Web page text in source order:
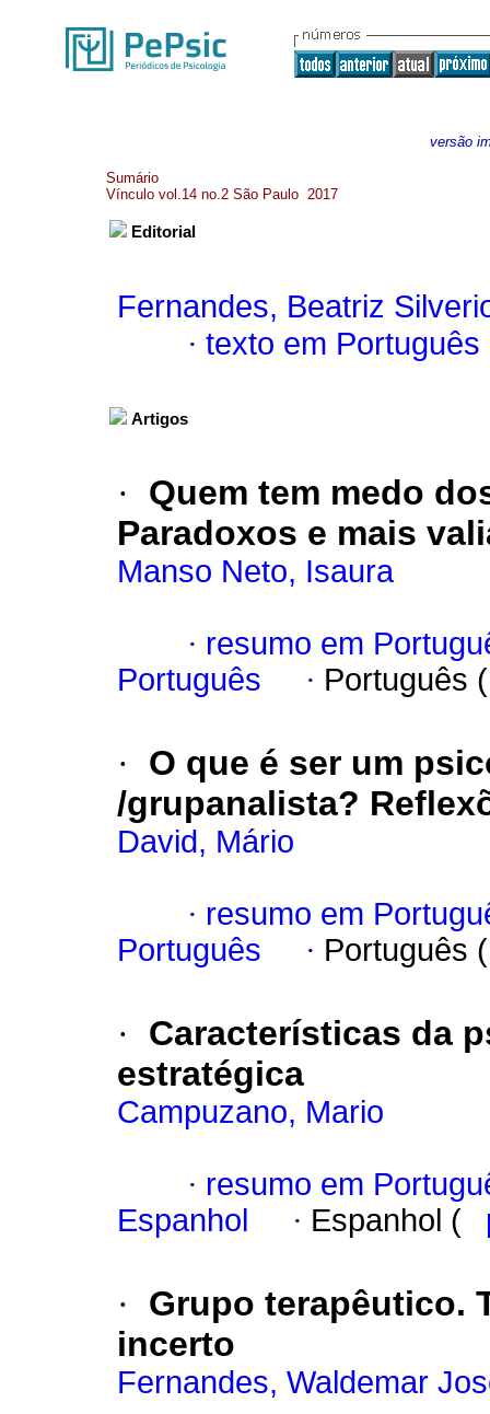
versão
Sumário
Vínculo vol.14 no.2 São Paulo 2017
Editorial
Fernandes, Beatriz
· texto em Português
Artigos
·
Quem tem medo
Paradoxos e mais
Manso Neto, Isaura
· resumo em
Português
· Português
·
O que é ser um
/grupanalista?
David, Mário
· resumo em
Português
· Português
·
Características da
estratégica
Campuzano, Mario
· resumo em
Espanhol
· Espanhol (
·
Grupo terapêutico.
incerto
Fernandes, Waldemar